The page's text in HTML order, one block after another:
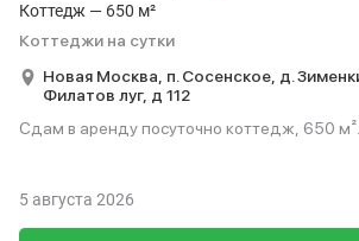
Коттедж — 650 м²
Коттеджи на сутки
Новая Москва, п. Сосенское, д.
Филатов луг, д 112
Сдам в аренду посуточно коттедж, 650 м².
5 августа 2026